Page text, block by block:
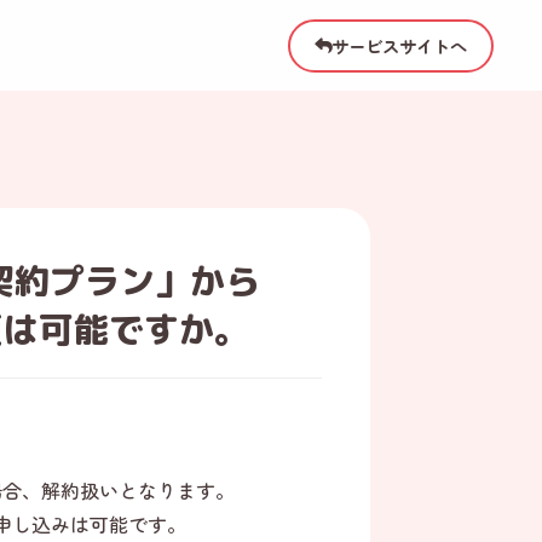
サービスサイトへ
プラン」から
可能ですか。
、解約扱いとなります。
込みは可能です。